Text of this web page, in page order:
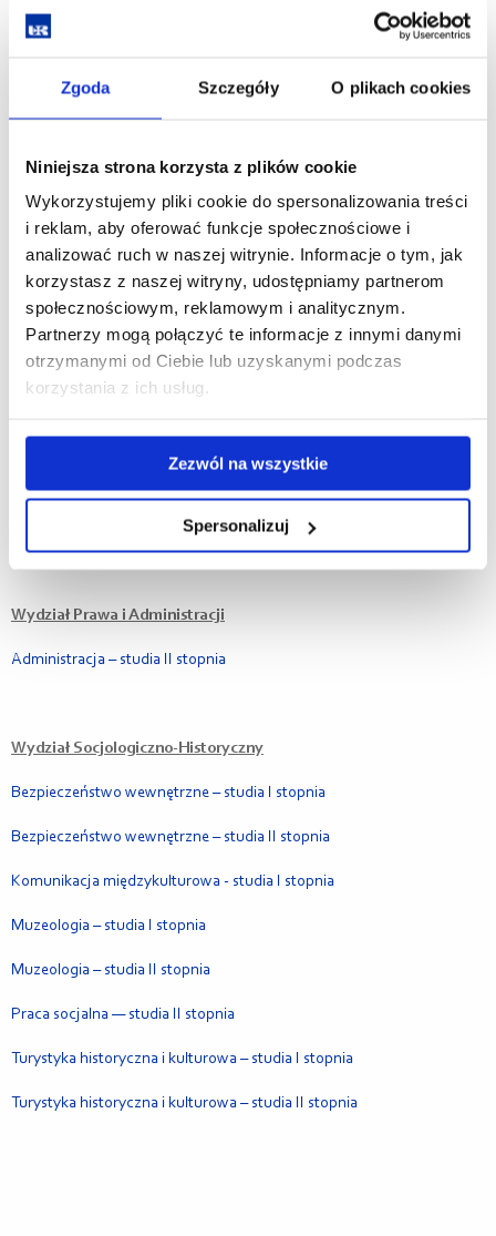
Zgoda Szczegóły O plikach cookies
Niniejsza strona korzysta z plików cookie
Wykorzystujemy pliki cookie do spersonalizowania treści
i reklam, aby oferować funkcje społecznościowe i
analizować ruch w naszej witrynie. Informacje o tym, jak
korzystasz z naszej witryny, udostępniamy partnerom
społecznościowym, reklamowym i analitycznym.
Partnerzy mogą połączyć te informacje z innymi danymi
otrzymanymi od Ciebie lub uzyskanymi podczas
korzystania z ich usług.
Zezwól na wszystkie
Spersonalizuj
Dietetyka - studia II stopnia
Elektroradiologia – studia I stopnia
Zdrowie publiczne – studia II stopnia
Wydział Muzyki
Instrumentalistyka - studia I stopnia
Jazz i muzyka rozrywkowa - studia I stopnia
Jazz i muzyka rozrywkowa - studia II stopnia
Nauki o rodzinie - studia II stopnia
Wydział Prawa i Administracji
Administracja – studia II stopnia
Wydział Socjologiczno-Historyczny
Bezpieczeństwo wewnętrzne – studia I stopnia
Bezpieczeństwo wewnętrzne – studia II stopnia
Komunikacja międzykulturowa - studia I stopnia
Muzeologia – studia I stopnia
Muzeologia – studia II stopnia
Praca socjalna — studia II stopnia
Turystyka historyczna i kulturowa – studia I stopnia
Turystyka historyczna i kulturowa – studia II stopnia